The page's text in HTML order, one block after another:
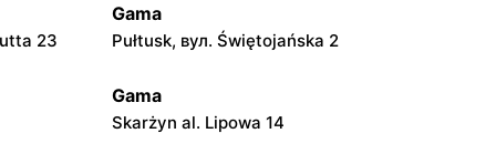
23
Gama
Pułtusk, вул. Świętojańska 2
Gama
Skarżyn al. Lipowa 14